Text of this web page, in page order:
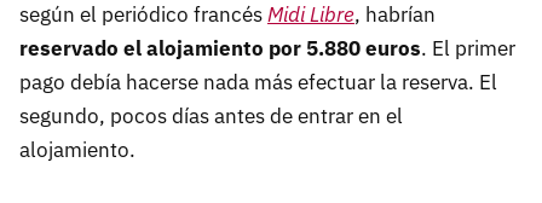
según el periódico francésMidi Libre, habrían
reservado el alojamiento por 5.880 euros. El primer
pago debía hacerse nada más efectuar la reserva. El
segundo, pocos días antes de entrar en el
alojamiento.